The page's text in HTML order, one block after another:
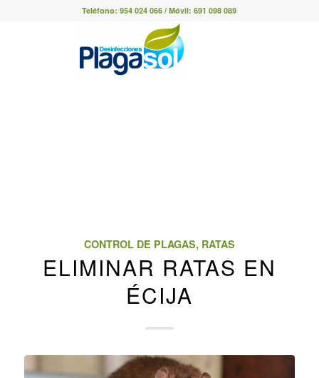
Teléfono:954 024 066 / Móvil:691 098 089
CONTROL DE PLAGAS, RATAS
ELIMINAR RATAS EN
ÉCIJA